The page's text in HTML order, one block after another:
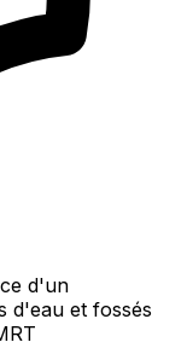
d'un
d'eau et fossés